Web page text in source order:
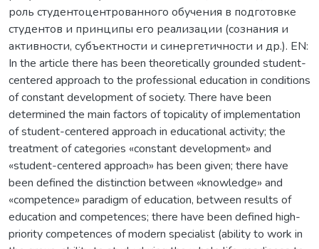
роль студентоцентрованного обучения в подготовке
студентов и принципы его реализации (сознания и
активности, субъектности и синергетичности и др.). EN:
In the article there has been theoretically grounded student-
centered approach to the professional education in conditions
of constant development of society. There have been
determined the main factors of topicality of implementation
of student-centered approach in educational activity; the
treatment of categories «constant development» and
«student-centered approach» has been given; there have
been defined the distinction between «knowledge» and
«competence» paradigm of education, between results of
education and competences; there have been defined high-
priority competences of modern specialist (ability to work in